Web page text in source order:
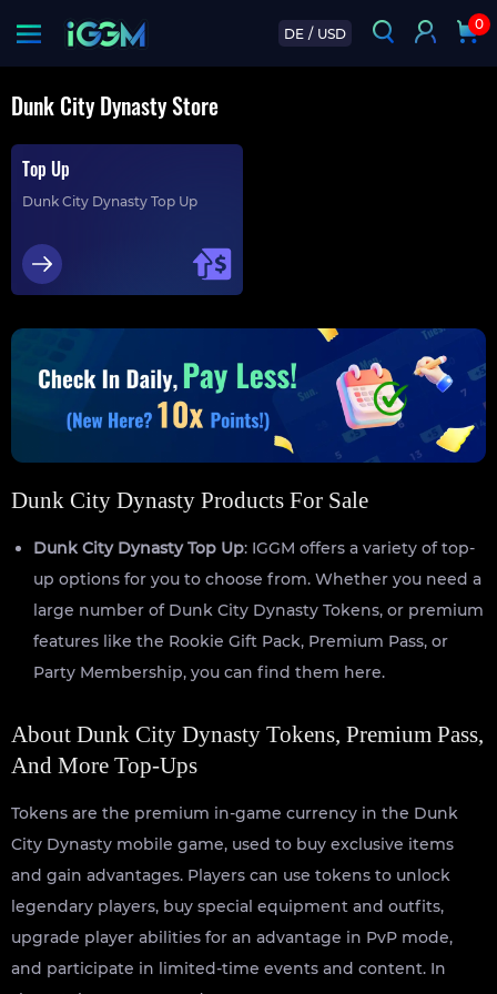
DE / USD
0
Dunk City Dynasty Store
Top Up
Dunk City Dynasty Top Up
Dunk City Dynasty Products For Sale
Dunk City Dynasty Top Up: IGGM offers a variety of top-
up options for you to choose from. Whether you need a
large number of Dunk City Dynasty Tokens, or premium
features like the Rookie Gift Pack, Premium Pass, or
Party Membership, you can find them here.
About Dunk City Dynasty Tokens, Premium Pass,
And More Top-Ups
Tokens are the premium in-game currency in the Dunk
City Dynasty mobile game, used to buy exclusive items
and gain advantages. Players can use tokens to unlock
legendary players, buy special equipment and outfits,
upgrade player abilities for an advantage in PvP mode,
and participate in limited-time events and content. In